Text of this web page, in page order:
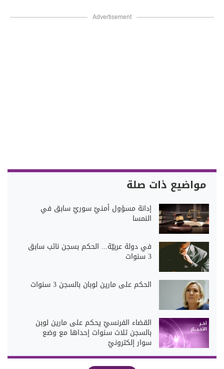
Advertisement
مواضيع ذات صلة
إدانة مسؤول أمنيّ سوريّ سابق في
النمسا
في دولة عربيّة... الحكم بسجن نائب سابق
3 سنوات
الحكم على مارين لوبان بالسجن 3 سنوات
القضاء الفرنسيّ يحكم على مارين لوبن
بالسجن ثلاث سنوات إحداها مع وضع
سوار إلكترونيّ